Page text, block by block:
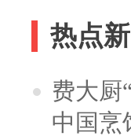
热点
费大厨
中国烹